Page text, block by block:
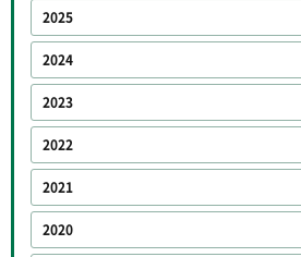
2025
2024
2023
2022
2021
2020